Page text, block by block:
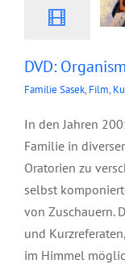
DVD:
Familie Sasek, Film,
In den Jahren
Familie in
Oratorien zu
selbst
von Zuschauern.
und
im Himmel